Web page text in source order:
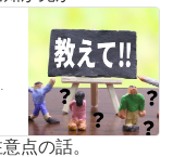
で、お住まい探しの合間にぜひご一読ください！
点の話。